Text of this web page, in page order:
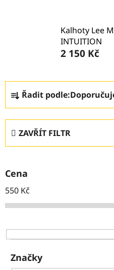
Kalhoty Lee
INTUITION
2 150 Kč
Ř
a
z
n
r
o
d
k
t
ů
Řadit podle:
ZAVŘÍT FILTR
Cena
550 Kč
Značky